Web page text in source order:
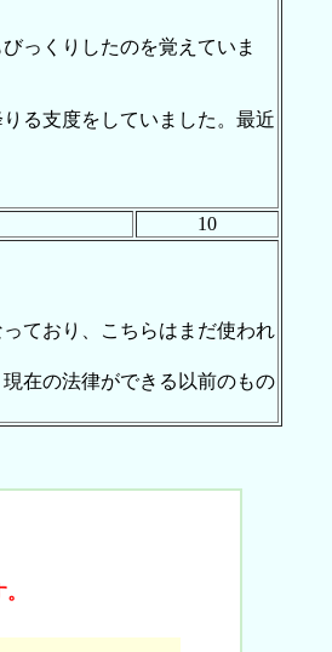
っくりしたのを覚えていま
る支度をしていました。最近
10
ており、こちらはまだ使われ
在の法律ができる以前のもの